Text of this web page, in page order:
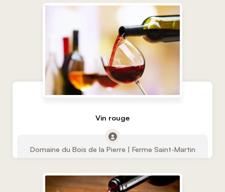
Vin rouge
Domaine du Bois de la Pierre | Ferme Saint-Martin